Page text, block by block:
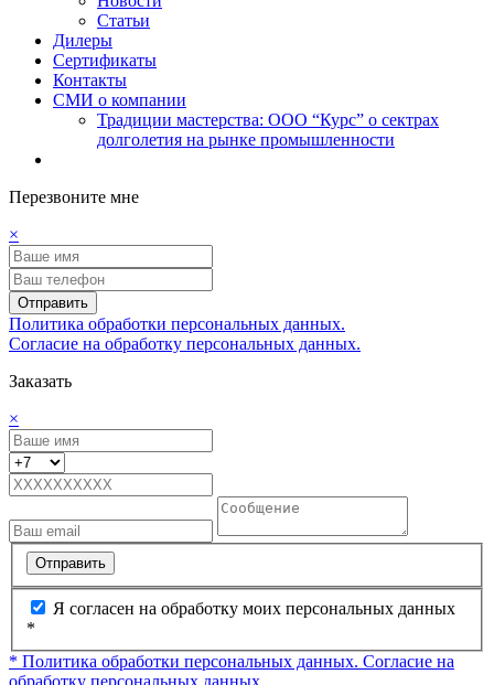
Статьи
Дилеры
Сертификаты
Контакты
СМИ о компании
Традиции мастерства: ООО “Курс” о сектрах
долголетия на рынке промышленности
Перезвоните мне
×
Отправить
Политика обработки персональных данных.
Согласие на обработку персональных данных.
Заказать
×
Отправить
Я согласен на обработку моих персональных данных
*
* Политика обработки персональных данных. Согласие на
обработку персональных данных.